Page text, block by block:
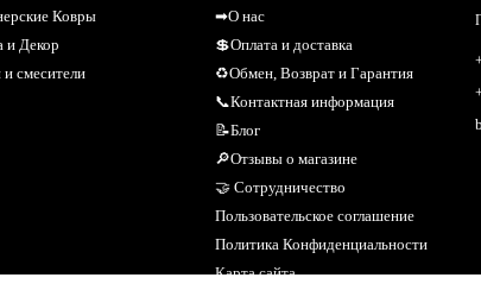
Ковры
и Декор
смесители
➡О нас
💲Оплата и доставка
♻Обмен, Возврат и Гарантия
📞Контактная информация
📝Блог
🔎Отзывы о магазине
🤝 Сотрудничество
Пользовательское соглашение
Политика Конфиденциальности
Карта сайта